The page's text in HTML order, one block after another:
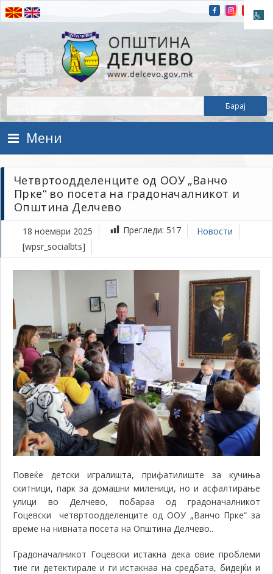
Прескокнете на содржината
Општина Делчево
Општина Делчево
Мени
Четвртоодделенците од ООУ „Ванчо
Прке“ во посета на градоначалникот и
Општина Делчево
18 ноември 2025 Прегледи: 517
Новости
[wpsr_socialbts]
Повеќе детски игралишта, прифатилиште за кучиња
скитници, парк за домашни миленици, но и асфалтирање
улици во Делчево, побараа од градоначалникот
Гоцевски четвртоодделенците од ООУ „Ванчо Прке“ за
време на нивната посета на Општина Делчево..
Градоначалникот Гоцевски истакна дека овие проблеми
тие ги детектирале и ги истакнаа на средбата, бидејќи и